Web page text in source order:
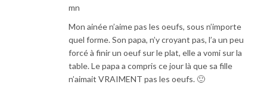
mn
Mon ainée n’aime pas les oeufs, sous n’importe
quel forme. Son papa, n’y croyant pas, l’a un peu
forcé à finir un oeuf sur le plat, elle a vomi sur la
table. Le papa a compris ce jour là que sa fille
n’aimait VRAIMENT pas les oeufs. 🙂